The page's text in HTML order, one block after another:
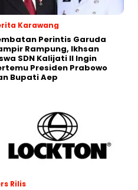
Karawang
Perintis Garuda
Rampung, Ikhsan
SDN Kalijati II Ingin
Presiden Prabowo
Bupati Aep
Rilis